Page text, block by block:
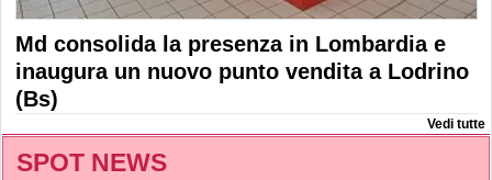
Md consolida la presenza in Lombardia e
inaugura un nuovo punto vendita a Lodrino
(Bs)
Vedi tutte
SPOT NEWS